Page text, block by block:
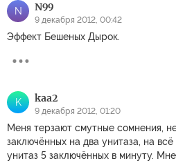
N N99
9 декабря 2012, 00:42
Эффект Бешеных Дырок.
K kaa2
9 декабря 2012, 01:20
Меня терзают смутные сомнения,
заключённых на два унитаза, на
унитаз 5 заключённых в минуту.